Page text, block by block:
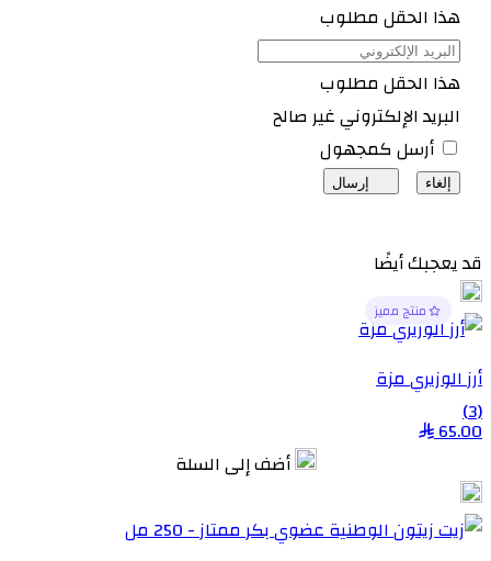
هذا الحقل مطلوب
هذا الحقل مطلوب
البريد الإلكتروني غير صالح
أرسل كمجهول
إلغاء إرسال
قد يعجبك أيضًا
أرز الوزيري مزة
(3)
65.00
أضف إلى السلة
منتج مميز